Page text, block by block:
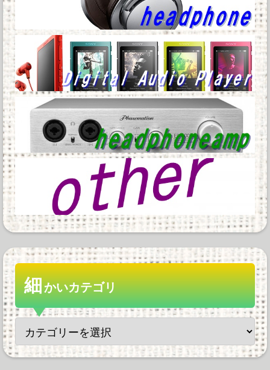
了のカウントダウンが開始...
Powered by livedoor 相互RSS
細かいカテゴリ